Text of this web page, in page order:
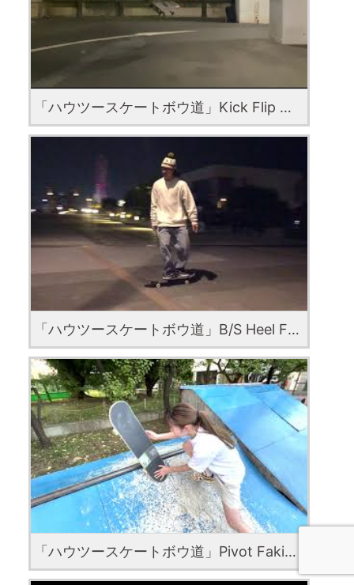
「ハウツースケートボウ道」Kick Flip with Rio Morishige
「ハウツースケートボウ道」B/S Heel Flip with Kohta Nishikawa
「ハウツースケートボウ道」Pivot Fakie with Sayaka Takano